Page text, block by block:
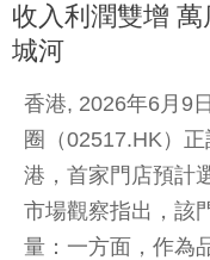
收入利潤雙增
城河
香港, 2026年6月9
圈（02517.HK）
港，首家門店預計
市場觀察指出，該
量：一方面，作為